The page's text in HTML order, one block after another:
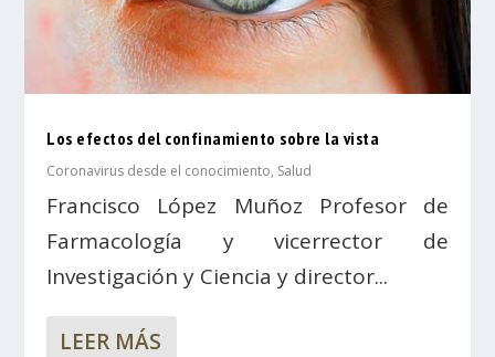
Los efectos del confinamiento sobre la vista
Coronavirus desde el conocimiento, Salud
Francisco López Muñoz Profesor de
Farmacología y vicerrector de
Investigación y Ciencia y director...
LEER MÁS